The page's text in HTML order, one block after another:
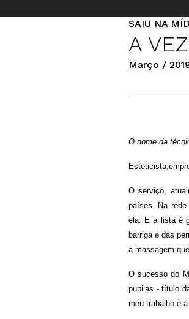
SAIU NA
A
Março /
O nome da
O serviço,
países. Na
ela. E a lista é
barriga e das
a massagem
O sucesso do
pupilas - título
meu trabalho e